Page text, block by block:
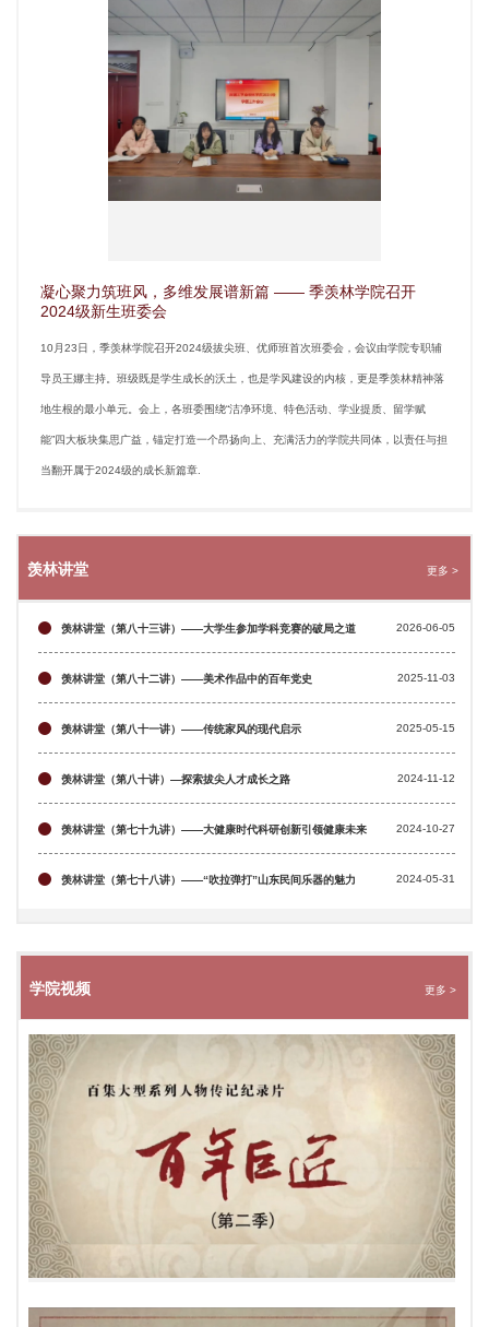
凝心聚力筑班风，多维发展谱新篇 —— 季羡林学院召开
2024级新生班委会
10月23日，季羡林学院召开2024级拔尖班、优师班首次班委会，会议由学院专职辅
导员王娜主持。班级既是学生成长的沃土，也是学风建设的内核，更是季羡林精神落
地生根的最小单元。会上，各班委围绕“洁净环境、特色活动、学业提质、留学赋
能”四大板块集思广益，锚定打造一个昂扬向上、充满活力的学院共同体，以责任与担
当翻开属于2024级的成长新篇章.
羡林讲堂 更多 >
2026-06-05
羡林讲堂（第八十三讲）——大学生参加学科竞赛的破局之道
2025-11-03
羡林讲堂（第八十二讲）——美术作品中的百年党史
2025-05-15
羡林讲堂（第八十一讲）——传统家风的现代启示
2024-11-12
羡林讲堂（第八十讲）—探索拔尖人才成长之路
2024-10-27
羡林讲堂（第七十九讲）——大健康时代科研创新引领健康未来
2024-05-31
羡林讲堂（第七十八讲）——“吹拉弹打”山东民间乐器的魅力
学院视频 更多 >